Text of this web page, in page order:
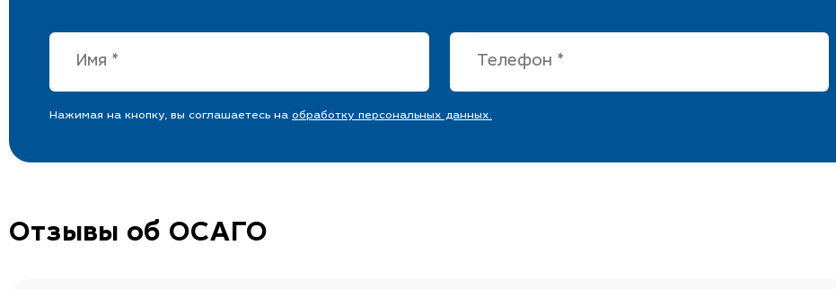
Нажимая на кнопку, вы соглашаетесь на обработку персональных данных.
Отзывы об ОСАГО